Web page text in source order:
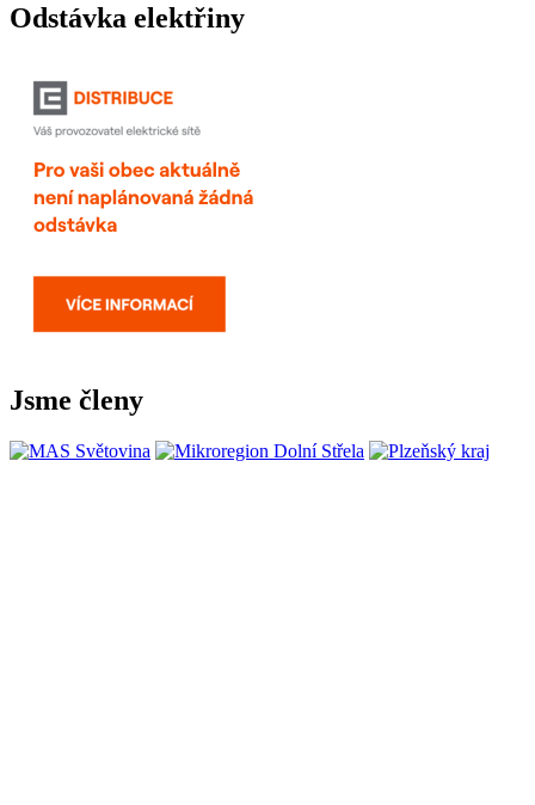
Odstávka elektřiny
Jsme členy